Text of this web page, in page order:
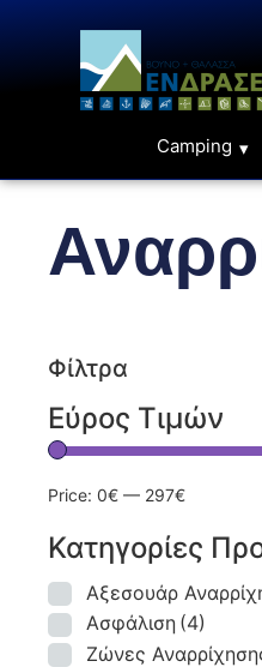
Camping
Φίλτρα
Εύρος Τιμών
Price:0€ — 297€
Κατηγορίες
Αξεσουάρ
Ασφάλιση (4)
Ζώνες